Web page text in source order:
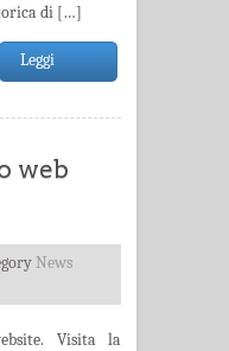
di […]
Leggi
web
News
Visita la